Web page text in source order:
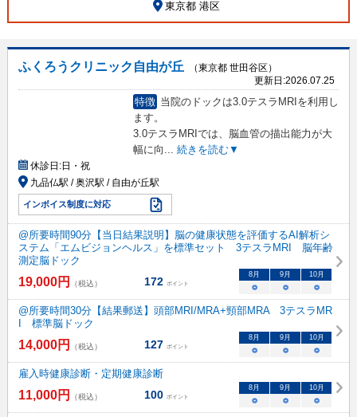
東京都 港区
ふくろうクリニック自由が丘
（東京都 世田谷区）
更新日:2026.07.25
特徴 当院のドックは3.0テスラMRIを利用し
ます。
3.0テスラMRIでは、脳血管の描出能力が大
幅に向 ... 続きを読む▼
休診日:日・祝
九品仏駅 / 奥沢駅 / 自由が丘駅
インボイス制度に対応
@所要時間90分【当日結果説明】脳の健康状態を評価するAI解析シ
ステム「エムビジョンヘルス」を標準セット 3テスラMRI 脳年齢
測定脳ドック
19,000円 （税込） 172 ポイント
8月 9月 10月
○ ○ ○
@所要時間30分【結果郵送】頭部MRI/MRA+頸部MRA 3テスラMR
I 標準脳ドック
14,000円 （税込） 127 ポイント
8月 9月 10月
○ ○ ○
雇入時健康診断・定期健康診断
11,000円 （税込） 100 ポイント
8月 9月 10月
○ ○ ○